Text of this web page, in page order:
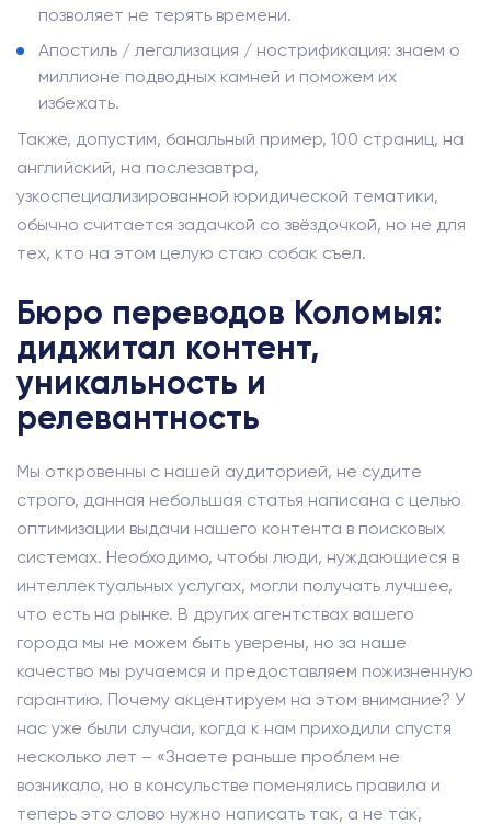
позволяет не терять времени.
Апостиль / легализация / нострификация: знаем о
миллионе подводных камней и поможем их
избежать.
Также, допустим, банальный пример, 100 страниц, на
английский, на послезавтра,
узкоспециализированной юридической тематики,
обычно считается задачкой со звёздочкой, но не для
тех, кто на этом целую стаю собак съел.
Бюро переводов Коломыя:
диджитал контент,
уникальность и
релевантность
Мы откровенны с нашей аудиторией, не судите
строго, данная небольшая статья написана с целью
оптимизации выдачи нашего контента в поисковых
системах. Необходимо, чтобы люди, нуждающиеся в
интеллектуальных услугах, могли получать лучшее,
что есть на рынке. В других агентствах вашего
города мы не можем быть уверены, но за наше
качество мы ручаемся и предоставляем пожизненную
гарантию. Почему акцентируем на этом внимание? У
нас уже были случаи, когда к нам приходили спустя
несколько лет – «Знаете раньше проблем не
возникало, но в консульстве поменялись правила и
теперь это слово нужно написать так, а не так,